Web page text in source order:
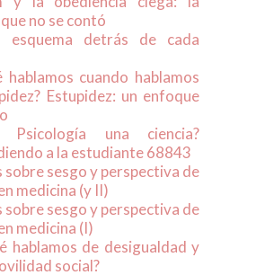
no se contó
esquema detrás de cada
hablamos cuando hablamos
Estupidez: un enfoque
una ciencia?
a la estudiante 68843
sobre sesgo y perspectiva de
medicina (y II)
sobre sesgo y perspectiva de
medicina (I)
hablamos de desigualdad y
social?